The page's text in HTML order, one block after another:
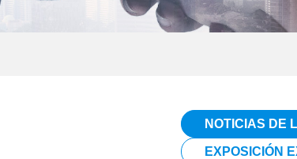
Sello hidráulico
NOTICIAS DE
EXPOSICIÓN